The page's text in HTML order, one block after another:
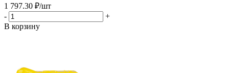
1 797.30 ₽/шт
-
+
В корзину